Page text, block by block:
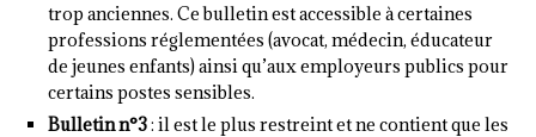
trop anciennes. Ce bulletin est accessible à certaines
professions réglementées (avocat, médecin, éducateur
de jeunes enfants) ainsi qu’aux employeurs publics pour
certains postes sensibles.
Bulletin n°3: il est le plus restreint et ne contient que les